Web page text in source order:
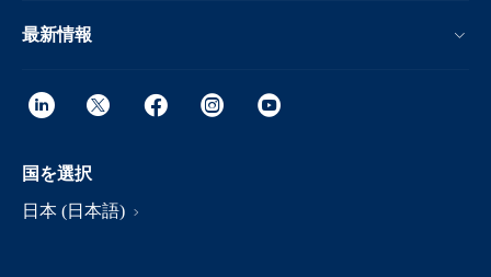
最新情報
国を選択
日本 (日本語)